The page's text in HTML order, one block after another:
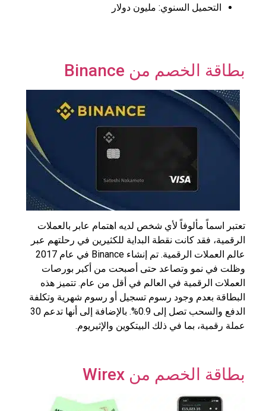
التحميل السنوي: مليون دولار
بطاقة الخصم من Binance
تعتبر اسماً مألوفاً لأي شخص لديه اهتمام عابر بالعملات
الرقمية، فقد كانت نقطة البداية للكثيرين في رحلتهم عبر
عالم العملات الرقمية. تم إنشاء Binance في عام 2017
وظلت في نمو وتصاعد حتى أصبحت من أكبر بورصات
العملات الرقمية في العالم في أقل من عام. تتميز هذه
البطاقة بعدم وجود رسوم تسجيل أو رسوم شهرية وتكلفة
الدفع والسحب تصل إلى 0.9%. بالإضافة إلى أنها تدعم 30
عملة رقمية، بما في ذلك البيتكوين والإثيريوم.
بطاقة الخصم من Wirex